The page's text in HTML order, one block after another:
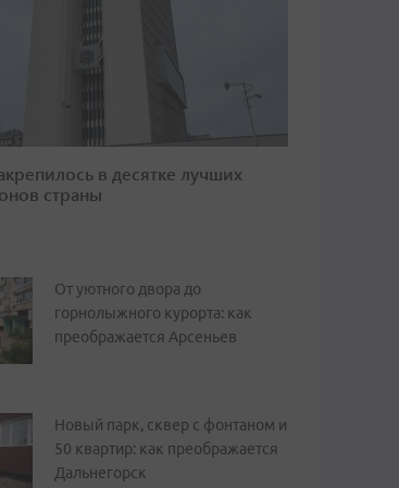
в десятке лучших
страны
От уютного двора до
горнолыжного курорта: как
преображается Арсеньев
Новый парк, сквер с фонтаном и
50 квартир: как преображается
Дальнегорск